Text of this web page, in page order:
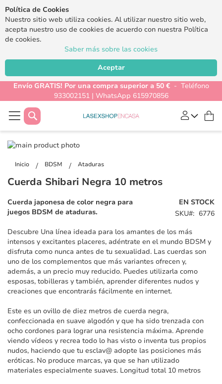
Política de Cookies
Nuestro sitio web utiliza cookies. Al utilizar nuestro sitio web,
acepta nuestro uso de cookies de acuerdo con nuestra Política
de cookies.
Saber más sobre las cookies
Aceptar
Envío GRATIS! Por una compra superior a 50 €- Teléfono
933002151 | WhatsApp 615970856
Buscar
Inicio BDSM Ataduras
Saltar
final
la
de
imágenes
de
galería
de
Cuerda Shibari Negra 10 metros
EN STOCK
SKU
6776
Cuerda japonesa de color negra para
juegos BDSM de ataduras.
Descubre Una línea ideada para los amantes de los más
intensos y excitantes placeres, adéntrate en el mundo BDSM y
disfruta como nunca antes de tu sexualidad. Las cuerdas son
uno de los complementos que más variantes ofrecen y,
además, a un precio muy reducido. Puedes utilizarla como
esposas, tobilleras y también, aprender diferentes nudos y
creaciones que encontrarás fácilmente en internet.
Este es un ovillo de diez metros de cuerda negra,
confeccionada en suave algodón y que ha sido trenzada con
ocho cordones para lograr una resistencia máxima. Aprende
viendo vídeos y recrea todo lo has visto o inventa tus propios
nudos, haciendo que tu esclav@ adopte las posiciones más
eróticas. No produce marcas, ya que se han utilizado
materiales especialmente suaves. Longitud total 10 metros